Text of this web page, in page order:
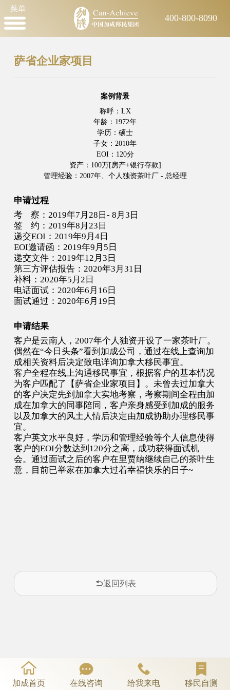
菜单
400-800-8090
萨省企业家项目
案例背景
称呼：LX
年龄：1972年
学历：硕士
子女：2010年
EOI：120分
资产：100万[房产+银行存款]
管理经验：2007年、个人独资茶叶厂 - 总经理
申请过程
考 察：2019年7月28日- 8月3日
签 约：2019年8月23日
递交EOI：2019年9月4日
EOI邀请函：2019年9月5日
递交文件：2019年12月3日
第三方评估报告：2020年3月31日
补料：2020年5月2日
电话面试：2020年6月16日
面试通过：2020年6月19日
申请结果
客户是云南人，2007年个人独资开设了一家茶叶厂。
偶然在“今日头条”看到加成公司，通过在线上查询加
成相关资料后决定致电详询加拿大移民事宜。
客户全程在线上沟通移民事宜，根据客户的基本情况
为客户匹配了【萨省企业家项目】。未曾去过加拿大
的客户决定先到加拿大实地考察，考察期间全程由加
成在加拿大的同事陪同，客户亲身感受到加成的服务
以及加拿大的风土人情后决定由加成协助办理移民事
宜。
客户英文水平良好，学历和管理经验等个人信息使得
客户的EOI分数达到120分之高，成功获得面试机
会。通过面试之后的客户在里贾纳继续自己的茶叶生
意，目前已举家在加拿大过着幸福快乐的日子~
返回列表
加成首页 在线咨询 给我来电 移民自测